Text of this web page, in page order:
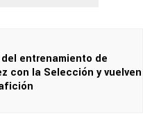
entrenamiento de
con la Selección y vuelven